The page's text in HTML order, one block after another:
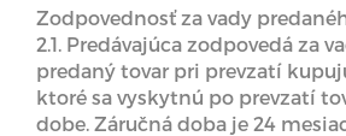
Zodpovednosť za vady
2.1. Predávajúca zodpovedá za
predaný tovar pri prevzatí
ktoré sa vyskytnú po prevzatí
dobe. Záručná doba je 24